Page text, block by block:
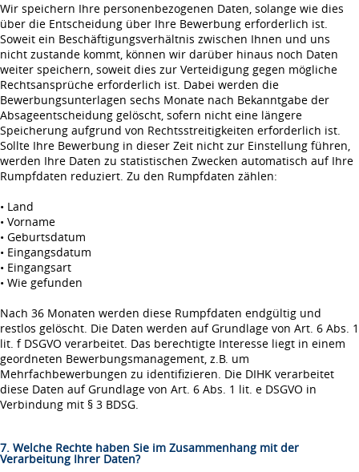
Wir speichern Ihre personenbezogenen Daten, solange wie dies
über die Entscheidung über Ihre Bewerbung erforderlich ist.
Soweit ein Beschäftigungsverhältnis zwischen Ihnen und uns
nicht zustande kommt, können wir darüber hinaus noch Daten
weiter speichern, soweit dies zur Verteidigung gegen mögliche
Rechtsansprüche erforderlich ist. Dabei werden die
Bewerbungsunterlagen sechs Monate nach Bekanntgabe der
Absageentscheidung gelöscht, sofern nicht eine längere
Speicherung aufgrund von Rechtsstreitigkeiten erforderlich ist.
Sollte Ihre Bewerbung in dieser Zeit nicht zur Einstellung führen,
werden Ihre Daten zu statistischen Zwecken automatisch auf Ihre
Rumpfdaten reduziert. Zu den Rumpfdaten zählen:
• Land
• Vorname
• Geburtsdatum
• Eingangsdatum
• Eingangsart
• Wie gefunden
Nach 36 Monaten werden diese Rumpfdaten endgültig und
restlos gelöscht. Die Daten werden auf Grundlage von Art. 6 Abs. 1
lit. f DSGVO verarbeitet. Das berechtigte Interesse liegt in einem
geordneten Bewerbungsmanagement, z.B. um
Mehrfachbewerbungen zu identifizieren. Die DIHK verarbeitet
diese Daten auf Grundlage von Art. 6 Abs. 1 lit. e DSGVO in
Verbindung mit § 3 BDSG.
7. Welche Rechte haben Sie im Zusammenhang mit der
Verarbeitung Ihrer Daten?